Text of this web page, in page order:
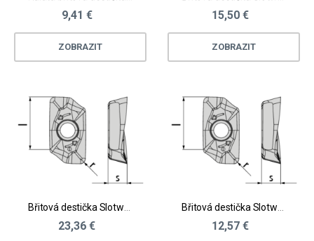
9,41 €
ZOBRAZIT
15,50 €
ZOBRAZIT
23,36 € 12,57 €